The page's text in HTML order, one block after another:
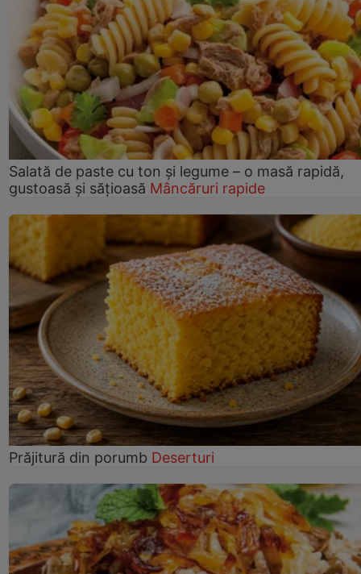
Salată de paste cu ton și legume – o masă rapidă,
gustoasă și sățioasă Mâncăruri rapide
Prăjitură din porumb Deserturi